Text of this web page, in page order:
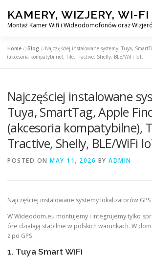
content
KAMERY, WIZJERY, WI-FI
Montaż Kamer Wifi i Wideodomofonów oraz
GŁÓWNA MONTAŻ KAMER WIFI
MONTAŻ WIDEDOMOFONÓW
MONTAŻU WIZJERÓW Z KAMERĄ
KONTAKT
PL
Home »Blog »Najczęściej instalowane systemy: Tuya,
(akcesoria kompatybilne), Tile, Tractive, Shelly, BLE/WiFi IoT.
Najczęściej instalowane
Tuya, SmartTag, Apple
(akcesoria kompatybilne),
Tractive, Shelly, BLE/WiFi
POSTED ON MAY 11, 2026 BY ADMIN
Najczęściej instalowane systemy lokalizatorów
W Wideodom.eu montujemy i integrujemy tylko
óre działają stabilnie w polskich warunkach. W
z po GPS.
1. Tuya Smart WiFi